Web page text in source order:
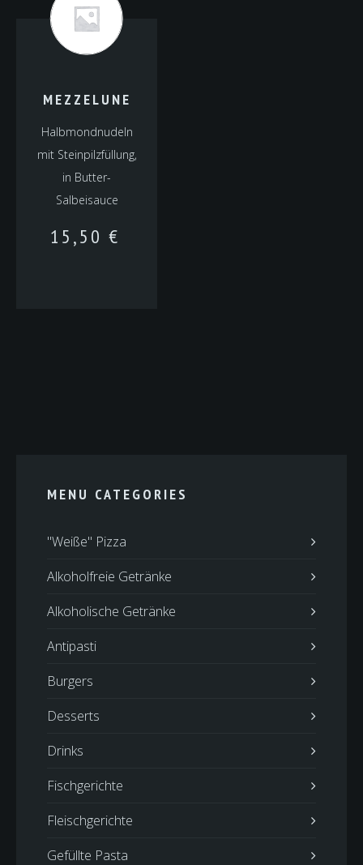
MEZZELUNE
Halbmondnudeln
mit Steinpilzfüllung,
in Butter-
Salbeisauce
15,50 €
MENU CATEGORIES
"Weiße" Pizza
Alkoholfreie Getränke
Alkoholische Getränke
Antipasti
Burgers
Desserts
Drinks
Fischgerichte
Fleischgerichte
Gefüllte Pasta